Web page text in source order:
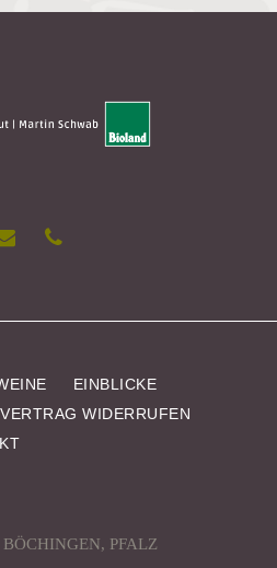
EINBLICKE
VERTRAG WIDERRUFEN
PFALZ